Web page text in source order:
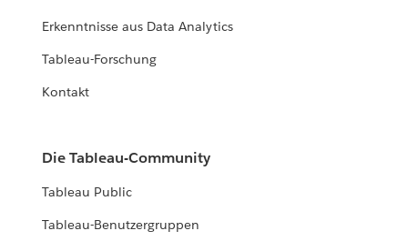
Erkenntnisse aus Data Analytics
Tableau-Forschung
Kontakt
Die Tableau-Community
Tableau Public
Tableau-Benutzergruppen